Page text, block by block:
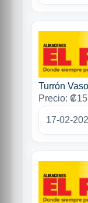
Turrón
Precio:
17-02-